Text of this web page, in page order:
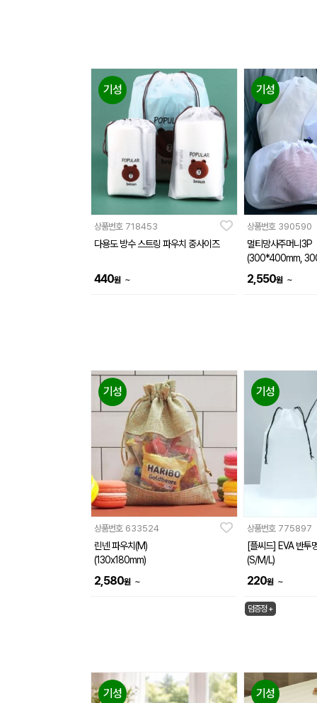
기성
상품번호 718453
다용도 방수 스트링 파우치 중사이즈
440원 ~
기성
상품번호 390590
멀티망사주머니3P
(300*400mm,
00mm)
2,550원 ~
기성
상품번호 633524
린넨 파우치(M)
(130x180mm)
2,580원 ~
기성
상품번호 775897
[플씨드] EVA 반투
(S/M/L)
220원 ~
덤증정 +
기성 기성